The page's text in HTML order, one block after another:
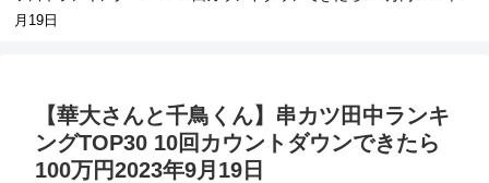
月19日
【華大さんと千鳥くん】串カツ田中ランキ
ングTOP30 10回カウントダウンできたら
100万円2023年9月19日